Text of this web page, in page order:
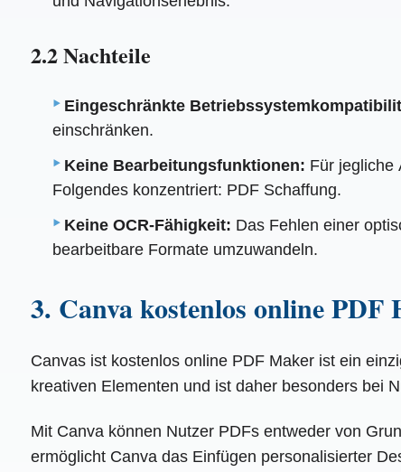
2.2 Nachteile
Eingeschränkte
einschränken.
Keine Bearbeitungsfunktionen: Für jegliche
Folgendes konzentriert: PDF Schaffung.
Keine OCR-Fähigkeit: Das Fehlen einer
bearbeitbare Formate umzuwandeln.
3. Canva kostenlos online PDF
Canvas ist kostenlos online PDF Maker ist ein
kreativen Elementen und ist daher besonders bei
Mit Canva können Nutzer PDFs entweder von
ermöglicht Canva das Einfügen personalisierter